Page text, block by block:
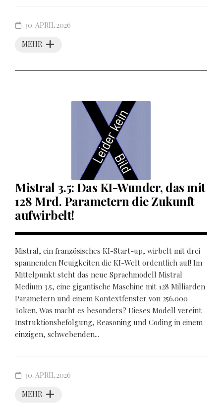
MEHR
30. APRIL 2026
Mistral 3.5: Das KI-Wunder, das mit
128 Mrd. Parametern die Zukunft
aufwirbelt!
Mistral, ein französisches KI-Start-up, wirbelt mit drei
spannenden Neuigkeiten die KI-Welt ordentlich auf! Im
Mittelpunkt steht das neue Sprachmodell Mistral
Medium 3.5, eine gigantische Maschine mit 128 Milliarden
Parametern und einem Kontextfenster von 256.000
Token. Was macht es besonders? Dieses Modell vereint
Instruktionsbefolgung, Reasoning und Coding in einem
einzigen, schwebenden...
MEHR
30. APRIL 2026